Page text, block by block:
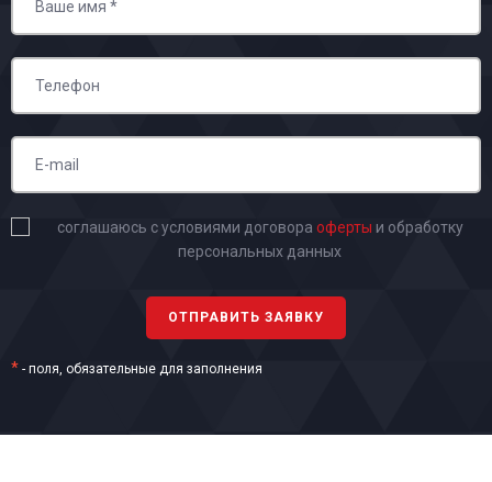
соглашаюсь с условиями договора оферты и обработку
персональных данных
* - поля, обязательные для заполнения